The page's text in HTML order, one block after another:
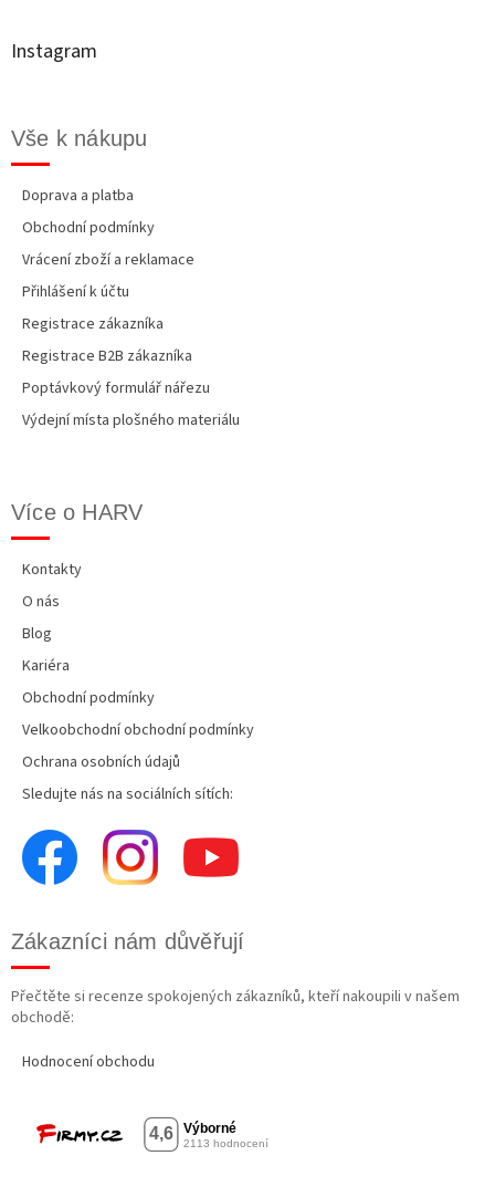
Instagram
Vše k nákupu
Doprava a platba
Obchodní podmínky
Vrácení zboží a reklamace
Přihlášení k účtu
Registrace zákazníka
Registrace B2B zákazníka
Poptávkový formulář nářezu
Výdejní místa plošného materiálu
Více o HARV
Kontakty
O nás
Blog
Kariéra
Obchodní podmínky
Velkoobchodní obchodní podmínky
Ochrana osobních údajů
Sledujte nás na sociálních sítích:
Zákazníci nám důvěřují
Přečtěte si recenze spokojených zákazníků, kteří nakoupili v našem
obchodě:
Hodnocení obchodu